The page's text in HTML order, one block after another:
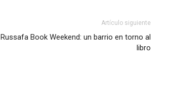
Artículo siguiente
Russafa Book Weekend: un barrio en torno al
libro